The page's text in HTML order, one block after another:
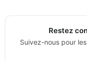
Restez
Suivez-nous pour